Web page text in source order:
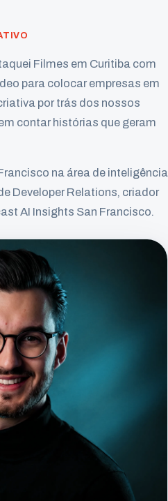
Filmes em Curitiba com
para colocar empresas em
por trás dos nossos
contar histórias que geram
na área de inteligência
Developer Relations, criador
AI Insights San Francisco.